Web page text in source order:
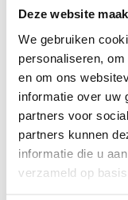
Deze website
We gebruiken
personaliseren,
en om ons
informatie over uw
partners voor
partners kunnen
informatie die u
verzameld op
Materiaal : aardewerk
Kleur: beige, groen
Overige: Door het
verschillen zijn.
magnetron.
Artikelnummer
SKU